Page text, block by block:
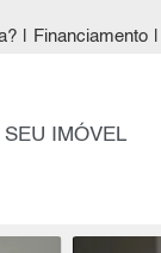
Financiamento
IMÓVEL